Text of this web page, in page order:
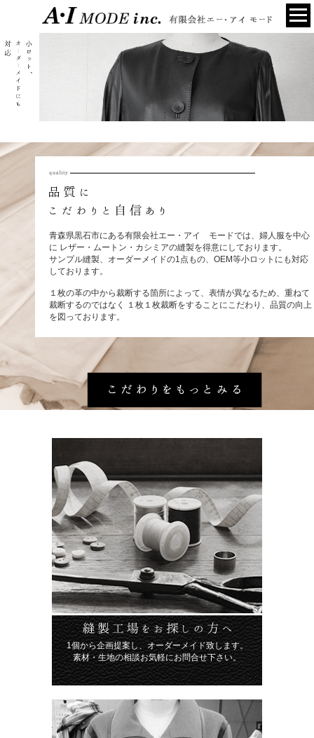
青森県黒石市にある有限会社エー・アイ モードでは、婦人服を中心
に レザー・ムートン・カシミアの縫製を得意にしております。
サンプル縫製、オーダーメイドの1点もの、OEM等小ロットにも対応
しております。
１枚の革の中から裁断する箇所によって、表情が異なるため、重ねて
裁断するのではなく
１枚１枚裁断をすることにこだわり、品質の向上
を図っております。
1個から企画提案し、オーダーメイド致します。
素材・生地の相談お気軽にお問合せ下さい。